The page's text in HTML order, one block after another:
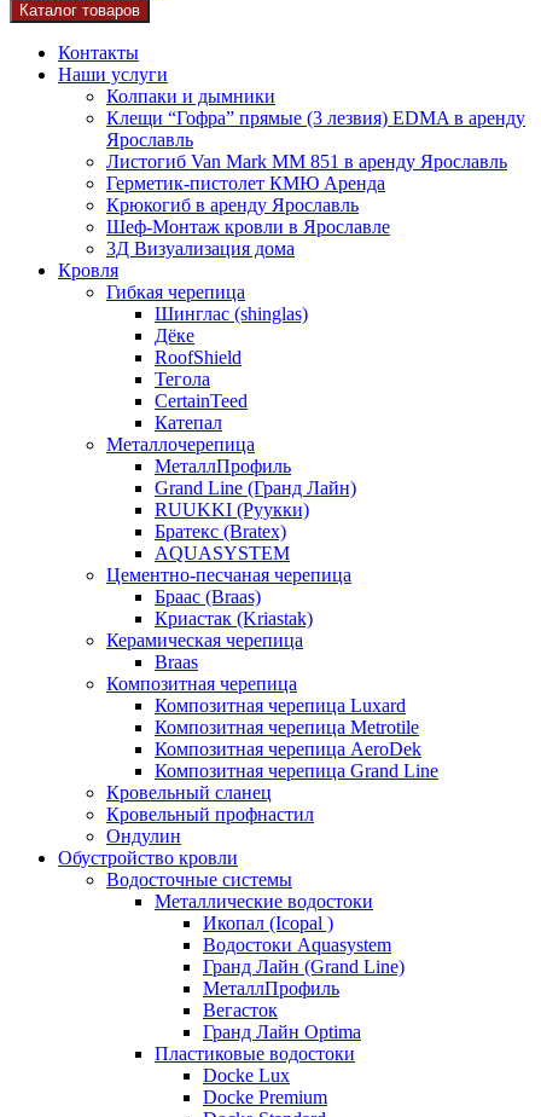
Каталог товаров
Контакты
Наши услуги
Колпаки и дымники
Клещи “Гофра” прямые (3 лезвия) EDMA в аренду
Ярославль
Листогиб Van Mark MM 851 в аренду Ярославль
Герметик-пистолет КМЮ Аренда
Крюкогиб в аренду Ярославль
Шеф-Монтаж кровли в Ярославле
3Д Визуализация дома
Кровля
Гибкая черепица
Шинглас (shinglas)
Дёке
RoofShield
Тегола
CertainTeed
Катепал
Металлочерепица
МеталлПрофиль
Grand Line (Гранд Лайн)
RUUKKI (Руукки)
Братекс (Bratex)
AQUASYSTEM
Цементно-песчаная черепица
Браас (Braas)
Криастак (Kriastak)
Керамическая черепица
Braas
Композитная черепица
Композитная черепица Luxard
Композитная черепица Metrotile
Композитная черепица AeroDek
Композитная черепица Grand Line
Кровельный сланец
Кровельный профнастил
Ондулин
Обустройство кровли
Водосточные системы
Металлические водостоки
Икопал (Icopal )
Водостоки Aquasystem
Гранд Лайн (Grand Line)
МеталлПрофиль
Вегасток
Гранд Лайн Optima
Пластиковые водостоки
Docke Lux
Docke Premium